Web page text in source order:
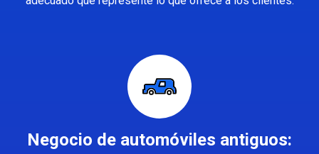
Negocio de automóviles antiguos: